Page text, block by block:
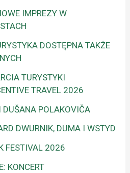
IMPREZY W
DOSTĘPNA TAKŻE
TURYSTYKI
TRAVEL 2026
DUŠANA POLAKOVIČA
DWURNIK, DUMA I WSTYD
FESTIVAL 2026
KONCERT